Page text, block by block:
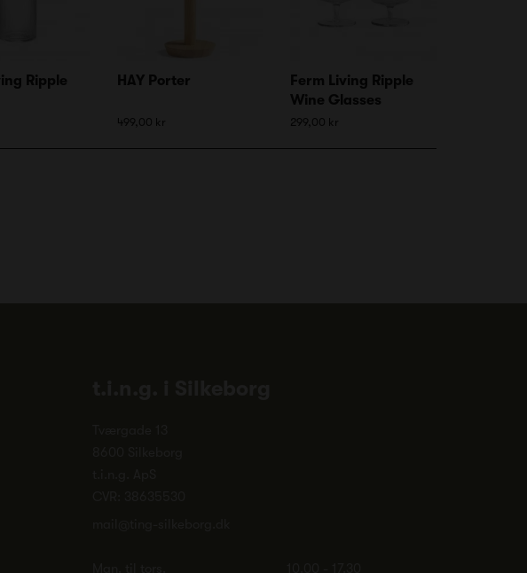
Ripple
HAY Porter
499,00 kr
Ferm Living Ripple
Wine Glasses
299,00 kr